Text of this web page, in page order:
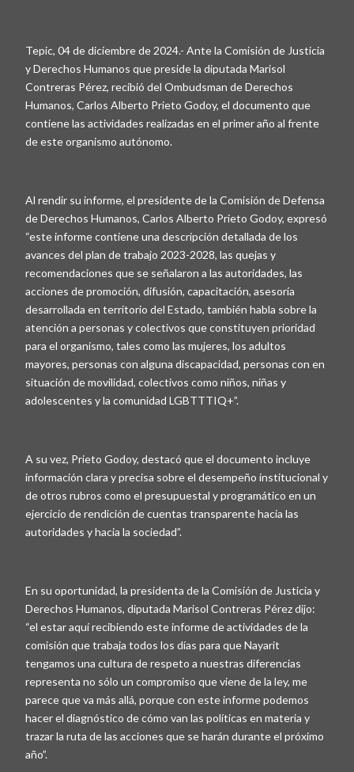
Tepic, 04 de diciembre de 2024.- Ante la Comisión de Justicia
y Derechos Humanos que preside la diputada Marisol
Contreras Pérez, recibió del Ombudsman de Derechos
Humanos, Carlos Alberto Prieto Godoy, el documento que
contiene las actividades realizadas en el primer año al frente
de este organismo autónomo.
Al rendir su informe, el presidente de la Comisión de Defensa
de Derechos Humanos, Carlos Alberto Prieto Godoy, expresó
“este informe contiene una descripción detallada de los
avances del plan de trabajo 2023-2028, las quejas y
recomendaciones que se señalaron a las autoridades, las
acciones de promoción, difusión, capacitación, asesoría
desarrollada en territorio del Estado, también habla sobre la
atención a personas y colectivos que constituyen prioridad
para el organismo, tales como las mujeres, los adultos
mayores, personas con alguna discapacidad, personas con en
situación de movilidad, colectivos como niños, niñas y
adolescentes y la comunidad LGBTTTIQ+”.
A su vez, Prieto Godoy, destacó que el documento incluye
información clara y precisa sobre el desempeño institucional y
de otros rubros como el presupuestal y programático en un
ejercicio de rendición de cuentas transparente hacia las
autoridades y hacia la sociedad”.
En su oportunidad, la presidenta de la Comisión de Justicia y
Derechos Humanos, diputada Marisol Contreras Pérez dijo:
“el estar aquí recibiendo este informe de actividades de la
comisión que trabaja todos los días para que Nayarit
tengamos una cultura de respeto a nuestras diferencias
representa no sólo un compromiso que viene de la ley, me
parece que va más allá, porque con este informe podemos
hacer el diagnóstico de cómo van las políticas en materia y
trazar la ruta de las acciones que se harán durante el próximo
año”.